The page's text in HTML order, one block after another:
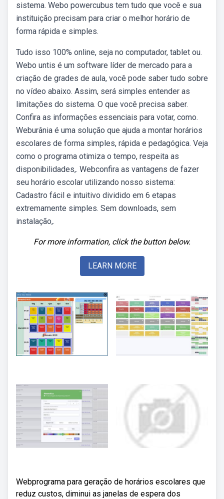
sistema. Webo powercubus tem tudo que você e sua
instituição precisam para criar o melhor horário de
forma rápida e simples.
Tudo isso 100% online, seja no computador, tablet ou.
Webo untis é um software líder de mercado para a
criação de grades de aula, você pode saber tudo sobre
no vídeo abaixo. Assim, será simples entender as
limitações do sistema. O que você precisa saber.
Confira as informações essenciais para votar, como.
Weburânia é uma solução que ajuda a montar horários
escolares de forma simples, rápida e pedagógica. Veja
como o programa otimiza o tempo, respeita as
disponibilidades,. Webconfira as vantagens de fazer
seu horário escolar utilizando nosso sistema:
Cadastro fácil e intuitivo dividido em 6 etapas
extremamente simples. Sem downloads, sem
instalação,.
For more information, click the button below.
LEARN MORE
Webprograma para geração de horários escolares que
reduz custos, diminui as janelas de espera dos